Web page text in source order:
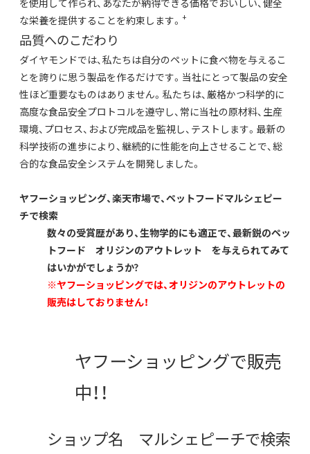
な栄養を提供することを約束します。 +
品質へのこだわり
ダイヤモンドでは、私たちは自分のペットに食べ物を与えるこ
とを誇りに思う製品を作るだけです。当社にとって製品の安全
性ほど重要なものはありません。私たちは、厳格かつ科学的に
高度な食品安全プロトコルを遵守し、常に当社の原材料、生産
環境、プロセス、および完成品を監視し、テストします。最新の
科学技術の進歩により、継続的に性能を向上させることで、総
合的な食品安全システムを開発しました。
ヤフーショッピング、楽天市場で、ペットフードマルシェピー
チで検索
数々の受賞歴があり、生物学的にも適正で、最新鋭のペッ
トフード オリジンのアウトレット を与えられてみて
はいかがでしょうか?
※ヤフーショッピングでは、オリジンのアウトレットの
販売はしておりません！
ヤフーショッピングで販売
中！！
ショップ名 マルシェピーチで検索